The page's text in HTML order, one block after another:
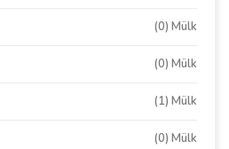
(0) Mülk
(0) Mülk
(1) Mülk
(0) Mülk